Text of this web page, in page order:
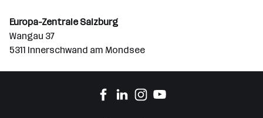
Europa-Zentrale Salzburg
Wangau 37
5311 Innerschwand am Mondsee